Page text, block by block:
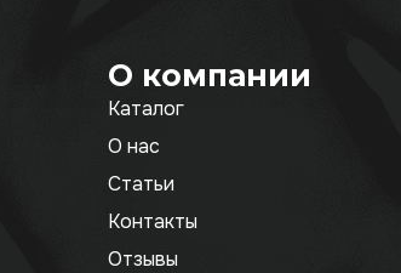
О компании
Каталог
О нас
Статьи
Контакты
Отзывы